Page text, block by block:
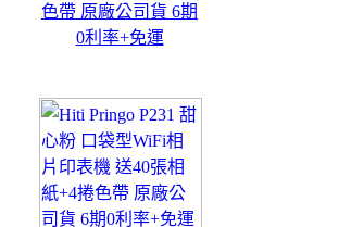
色帶 原廠公司貨 6期
0利率+免運